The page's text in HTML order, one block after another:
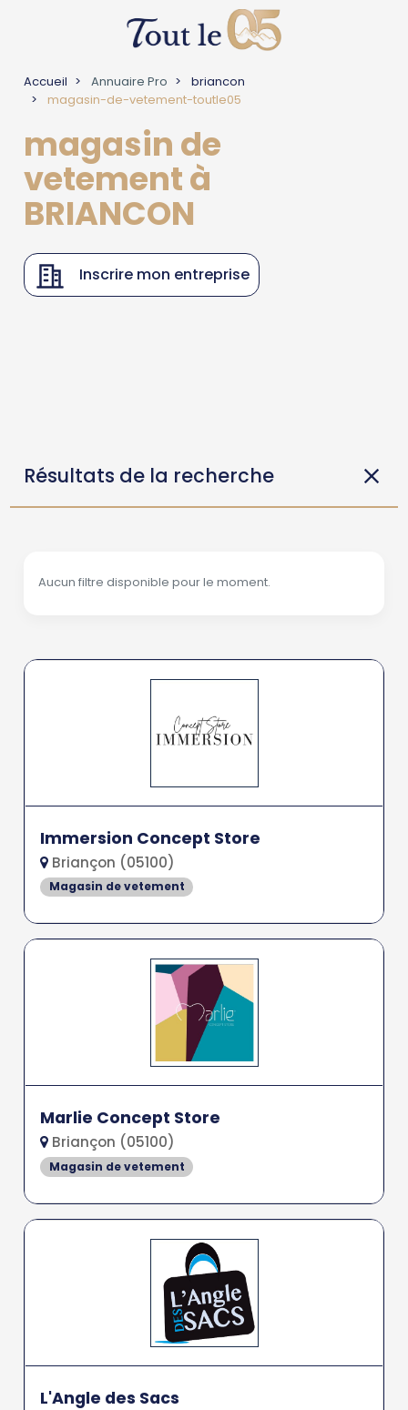
Accueil Annuaire Pro
briancon
magasin-de-vetement-toutle05
magasin de
vetement à
BRIANCON
Inscrire mon entreprise
Résultats de la recherche
Aucun filtre disponible pour le moment.
Immersion Concept Store
Briançon (05100)
Magasin de vetement
Marlie Concept Store
Briançon (05100)
Magasin de vetement
L'Angle des Sacs